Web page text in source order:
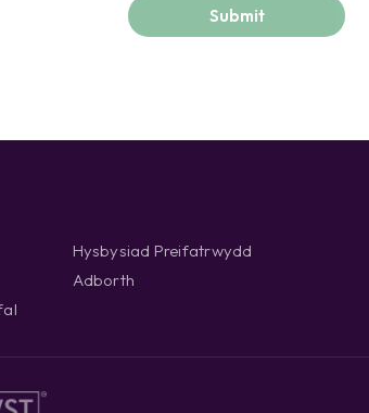
Hysbysiad Preifatrwydd
Adborth